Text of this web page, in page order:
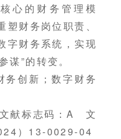
心的财务管理模
财务岗位职责、
字财务系统，实现
谋”的转变。
务创新；数字财务
献标志码：A 文
）13-0029-04